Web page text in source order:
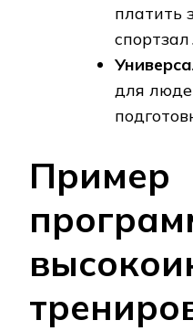
платить
для
Пример